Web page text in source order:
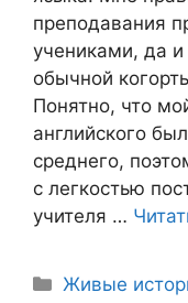
преподавания
учениками, да
обычной
Понятно, что
английского
среднего,
с легкостью
учителя …
Живые